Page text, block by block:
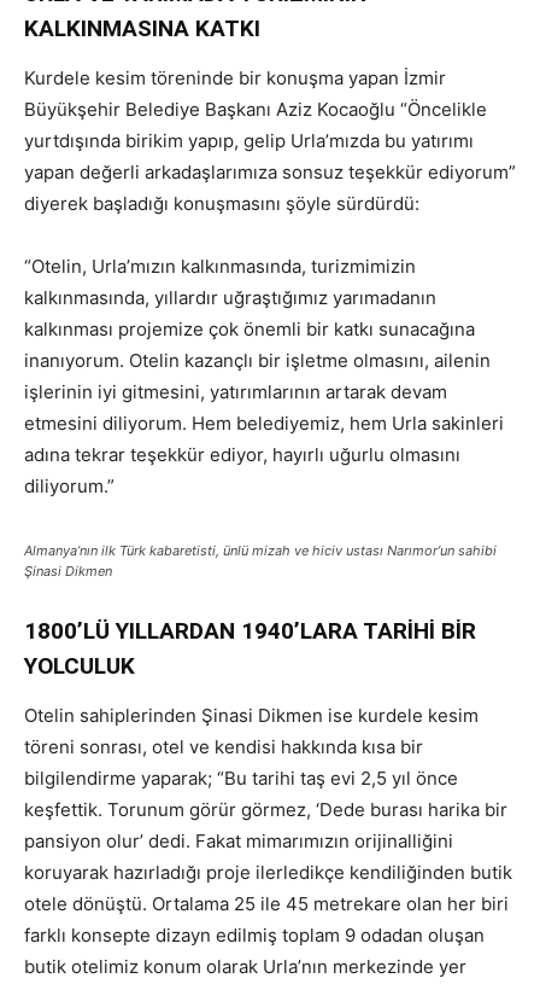
KALKINMASINA KATKI
Kurdele kesim töreninde bir konuşma yapan İzmir
Büyükşehir Belediye Başkanı Aziz Kocaoğlu “Öncelikle
yurtdışında birikim yapıp, gelip Urla’mızda bu yatırımı
yapan değerli arkadaşlarımıza sonsuz teşekkür ediyorum”
diyerek başladığı konuşmasını şöyle sürdürdü:
“Otelin, Urla’mızın kalkınmasında, turizmimizin
kalkınmasında, yıllardır uğraştığımız yarımadanın
kalkınması projemize çok önemli bir katkı sunacağına
inanıyorum. Otelin kazançlı bir işletme olmasını, ailenin
işlerinin iyi gitmesini, yatırımlarının artarak devam
etmesini diliyorum. Hem belediyemiz, hem Urla sakinleri
adına tekrar teşekkür ediyor, hayırlı uğurlu olmasını
diliyorum.”
Almanya’nın ilk Türk kabaretisti, ünlü mizah ve hiciv ustası Narımor’un sahibi
Şinasi Dikmen
1800’LÜ YILLARDAN 1940’LARA TARİHİ BİR
YOLCULUK
Otelin sahiplerinden Şinasi Dikmen ise kurdele kesim
töreni sonrası, otel ve kendisi hakkında kısa bir
bilgilendirme yaparak; “Bu tarihi taş evi 2,5 yıl önce
keşfettik. Torunum görür görmez, ‘Dede burası harika bir
pansiyon olur’ dedi. Fakat mimarımızın orijinalliğini
koruyarak hazırladığı proje ilerledikçe kendiliğinden butik
otele dönüştü. Ortalama 25 ile 45 metrekare olan her biri
farklı konsepte dizayn edilmiş toplam 9 odadan oluşan
butik otelimiz konum olarak Urla’nın merkezinde yer